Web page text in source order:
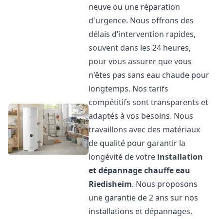
neuve ou une réparation
d'urgence. Nous offrons des
délais d'intervention rapides,
souvent dans les 24 heures,
pour vous assurer que vous
n'êtes pas sans eau chaude pour
longtemps. Nos tarifs
compétitifs sont transparents et
adaptés à vos besoins. Nous
travaillons avec des matériaux
de qualité pour garantir la
longévité de votre installation
et dépannage chauffe eau
Riedisheim. Nous proposons
une garantie de 2 ans sur nos
installations et dépannages,